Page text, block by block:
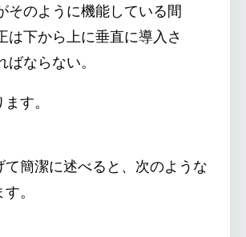
そのように機能している間
は下から上に垂直に導入さ
ばならない。
す。
て簡潔に述べると、次のような
。